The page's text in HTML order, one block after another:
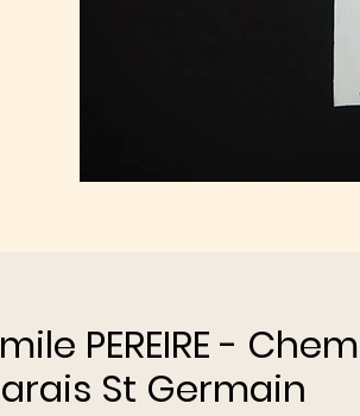
PEREIRE -
St Germain